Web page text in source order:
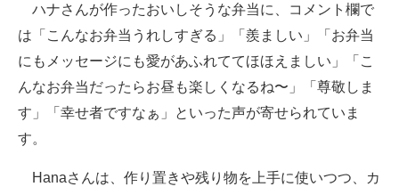
ハナさんが作ったおいしそうな弁当に、コメント欄で
は「こんなお弁当うれしすぎる」「羨ましい」「お弁当
にもメッセージにも愛があふれててほほえましい」「こ
んなお弁当だったらお昼も楽しくなるね〜」「尊敬しま
す」「幸せ者ですなぁ」といった声が寄せられていま
す。
Hanaさんは、作り置きや残り物を上手に使いつつ、カ